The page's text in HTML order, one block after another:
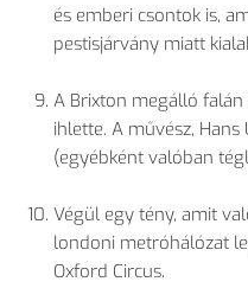
és emberi csontok is,
pestisjárvány miatt
A Brixton megálló
ihlette. A művész, Hans
(egyébként valóban
Végül egy tény, amit
londoni metróhálózat
Oxford Circus.